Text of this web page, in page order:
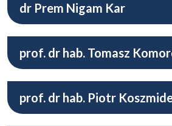
dr Prem Nigam Kar
prof. dr hab. Tomasz
prof. dr hab. Piotr